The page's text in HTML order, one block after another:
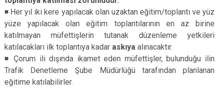
◾ Her yıl iki kere yapılacak olan uzaktan eğitim/toplantı ve yüz
yüze yapılacak olan eğitim toplantılarının en az birine
katılmayan müfettişlerin tutanak düzenleme yetkileri
katılacakları ilk toplantıya kadar askıya alınacaktır.
◾ Çorum ili dışında ikamet eden müfettişler, bulunduğu ilin
Trafik Denetleme Şube Müdürlüğü tarafından planlanan
eğitime katılabilirler.